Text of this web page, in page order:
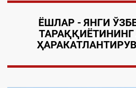
ЁШЛАР - ЯНГИ